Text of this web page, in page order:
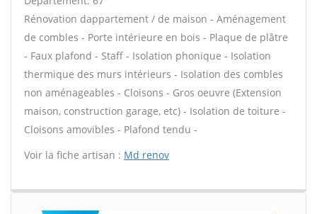
Rénovation dappartement / de maison - Aménagement
de combles - Porte intérieure en bois - Plaque de plâtre
- Faux plafond - Staff - Isolation phonique - Isolation
thermique des murs intérieurs - Isolation des combles
non aménageables - Cloisons - Gros oeuvre (Extension
maison, construction garage, etc) - Isolation de toiture -
Cloisons amovibles - Plafond tendu -
Voir la fiche artisan : Md renov